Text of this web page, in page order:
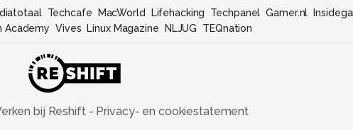
Techcafe MacWorld Lifehacking Techpanel Gamer.nl
Academy Vives Linux Magazine NLJUG TEQnation
bij Reshift - Privacy- en cookiestatement